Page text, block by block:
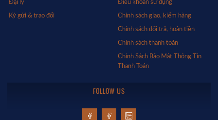
Đại lý
Ký gửi & trao đổi
Điều khoản sử dụng
Chính sách giao, kiểm hàng
Chính sách đổi trả, hoàn tiền
Chính sách thanh toán
Chính Sách Bảo Mật Thông Tin
Thanh Toán
FOLLOW US